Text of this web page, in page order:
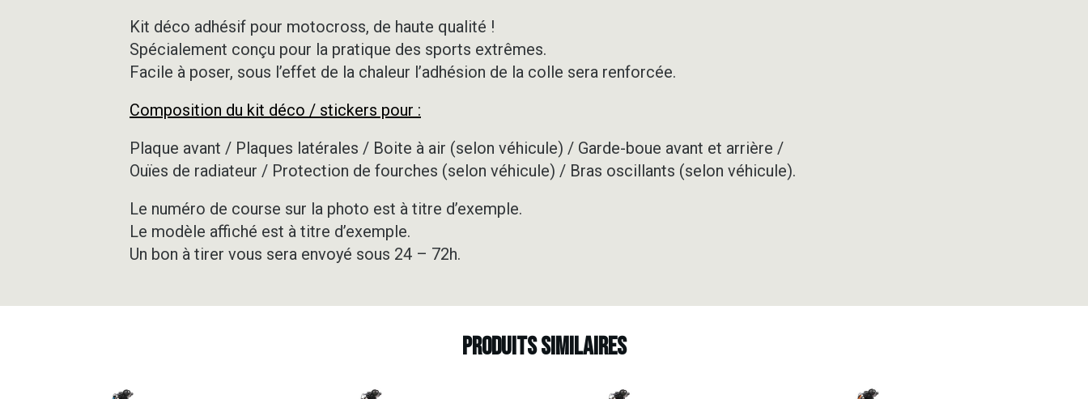
-
Kit déco adhésif pour motocross, de haute qualité !
Spécialement conçu pour la pratique des sports extrêmes.
Facile à poser, sous l’effet de la chaleur l’adhésion de la colle sera renforcée.
Composition du kit déco / stickers pour :
Plaque avant / Plaques latérales / Boite à air (selon véhicule) / Garde-boue avant et arrière /
Ouïes de radiateur / Protection de fourches (selon véhicule) / Bras oscillants (selon véhicule).
Le numéro de course sur la photo est à titre d’exemple.
Le modèle affiché est à titre d’exemple.
Un bon à tirer vous sera envoyé sous 24 – 72h.
Produits similaires